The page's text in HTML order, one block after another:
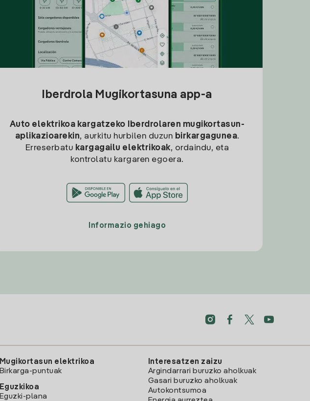
Iberdrola Mugikortasuna app-a
Auto elektrikoa kargatzeko
Iberdrolaren mugikortasun-
aplikazioarekin, aurkitu hurbilen duzun birkargagunea.
Erreserbatu kargagailu elektrikoak, ordaindu, eta
kontrolatu kargaren egoera.
Informazio gehiago
Mugikortasun elektrikoa
Birkarga-puntuak
Eguzkikoa
Eguzki-plana
Interesatzen zaizu
Argindarrari buruzko aholkuak
Gasari buruzko aholkuak
Autokontsumoa